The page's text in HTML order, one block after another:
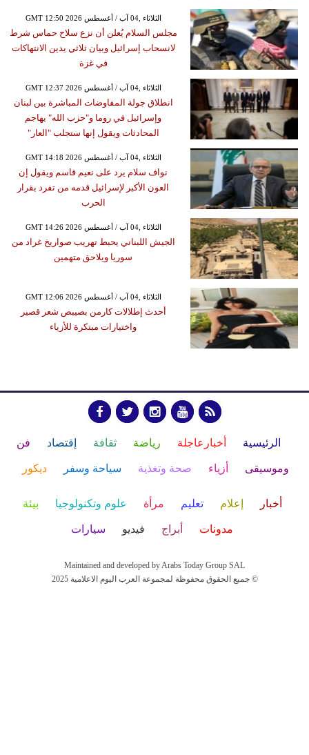
GMT 12:50 2026 الثلاثاء ,04 آب / أغسطس
مجلس السلام يُعلن أن نزع سلاح حماس شرط
لانسحاب إسرائيل وبيان ثلاثي يدين الانتهاكات
في غزة
GMT 12:37 2026 الثلاثاء ,04 آب / أغسطس
انطلاق جولة المفاوضات المباشرة بين لبنان
وإسرائيل في روما و"حزب الله" يهاجم
المحادثات ويقول إنها ستجلب "العار"
GMT 14:18 2026 الثلاثاء ,04 آب / أغسطس
نواف سلام يرد على نعيم قاسم ويقول إن
العون الأكبر لإسرائيل قدمه من تفرد بقرار
الحرب
GMT 14:26 2026 الثلاثاء ,04 آب / أغسطس
الجيش اللبناني يحبط تهريب صواريخ غراد من
سوريا ويلاحق متهمين
GMT 12:06 2026 الثلاثاء ,04 آب / أغسطس
أحدث إطلالات كارمن بصيبص شعر قصير
واختيارات مبتكرة للأزياء
الرئيسية أخبارعاجلة رياضة ثقافة إقتصاد فن
وموسيقى أزياء صحة وتغذية سياحة وسفر ديكور
أخبار إعلام تعليم مرأة علوم وتكنولوجيا بيئة
مدونات أبراج فيديو سيارات
Maintained and developed by Arabs Today Group SAL
جميع الحقوق محفوظة لمجموعة العرب اليوم الاعلامية 2025 ©